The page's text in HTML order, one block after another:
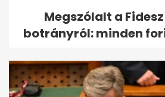
Megszólalt a
botrányról: minden